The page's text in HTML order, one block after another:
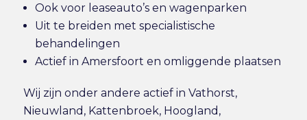
Ook voor leaseauto’s en wagenparken
Uit te breiden met specialistische
behandelingen
Actief in Amersfoort en omliggende plaatsen
Wij zijn onder andere actief in Vathorst,
Nieuwland, Kattenbroek, Hoogland,